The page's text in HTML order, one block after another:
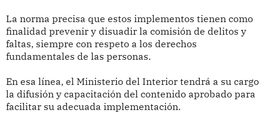
La norma precisa que estos implementos tienen como
finalidad prevenir y disuadir la comisión de delitos y
faltas, siempre con respeto a los derechos
fundamentales de las personas.
En esa línea, el Ministerio del Interior tendrá a su cargo
la difusión y capacitación del contenido aprobado para
facilitar su adecuada implementación.